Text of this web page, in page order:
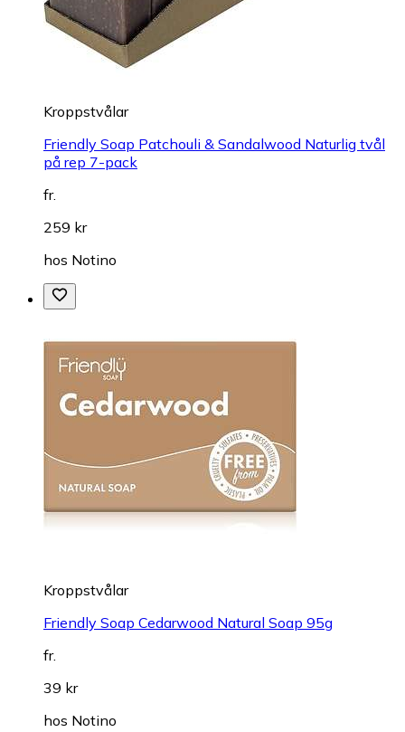
Kroppstvålar
Friendly Soap Patchouli & Sandalwood Naturlig tvål
på rep 7-pack
fr.
259 kr
hos Notino
Kroppstvålar
Friendly Soap Cedarwood Natural Soap 95g
fr.
39 kr
hos Notino